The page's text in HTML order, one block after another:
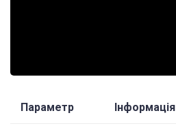
Параметр Інформація